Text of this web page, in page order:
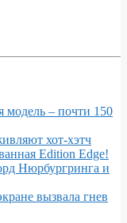
модель – почти 150
хот-хэтч
Edition Edge!
Нюрбургринга и
вызвала гнев